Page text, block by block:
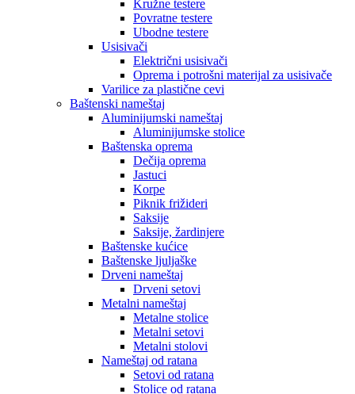
Kružne testere
Povratne testere
Ubodne testere
Usisivači
Električni usisivači
Oprema i potrošni materijal za usisivače
Varilice za plastične cevi
Baštenski nameštaj
Aluminijumski nameštaj
Aluminijumske stolice
Baštenska oprema
Dečija oprema
Jastuci
Korpe
Piknik frižideri
Saksije
Saksije, žardinjere
Baštenske kućice
Baštenske ljuljaške
Drveni nameštaj
Drveni setovi
Metalni nameštaj
Metalne stolice
Metalni setovi
Metalni stolovi
Nameštaj od ratana
Setovi od ratana
Stolice od ratana